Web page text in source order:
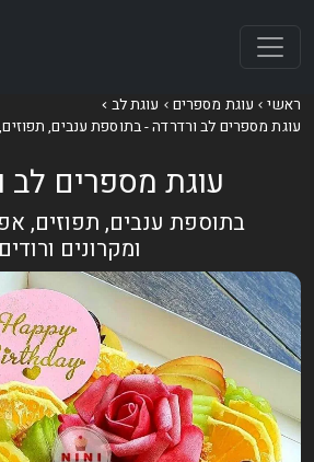
ראשי עוגת מספרים
עוגת לב
עוגת מספרים לב ורדרדה - בתוספת ענבים, תפוזים,
עוגת מספרים לב
בתוספת ענבים, תפוזים,
ומקרונים ורודים